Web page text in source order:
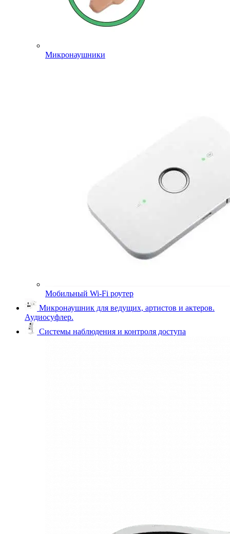
Микронаушники
Мобильный Wi-Fi роутер
Микронаушник для ведущих, артистов и актеров.
Аудиосуфлер.
Системы наблюдения и контроля доступа